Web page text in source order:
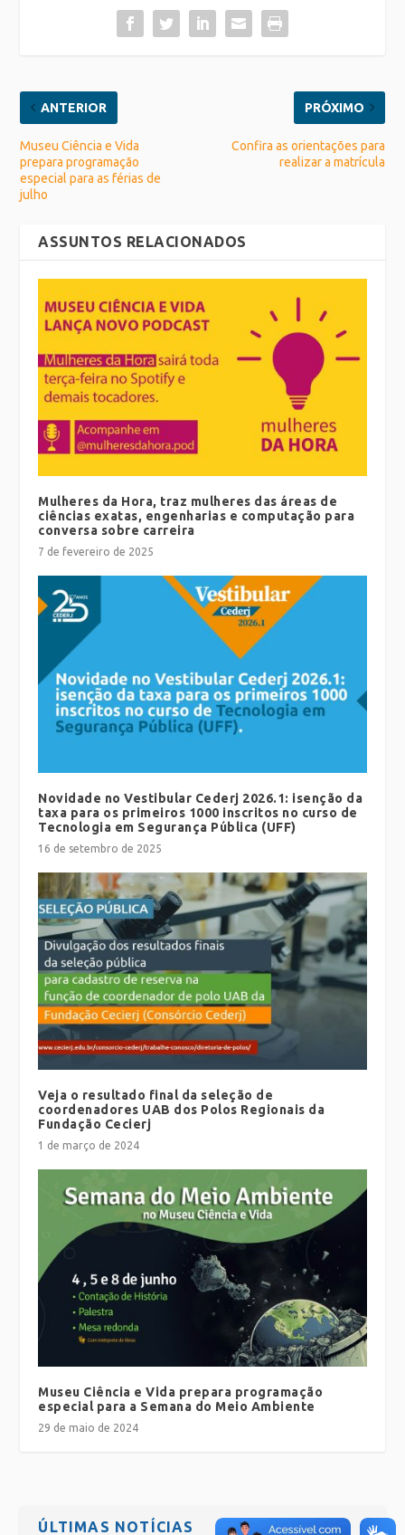
ANTERIOR
Museu Ciência e Vida
prepara programação
especial para as férias de
julho
PRÓXIMO
Confira as orientações para
realizar a matrícula
ASSUNTOS RELACIONADOS
Mulheres da Hora, traz mulheres das áreas de
ciências exatas, engenharias e computação para
conversa sobre carreira
7 de fevereiro de 2025
Novidade no Vestibular Cederj 2026.1: isenção da
taxa para os primeiros 1000 inscritos no curso de
Tecnologia em Segurança Pública (UFF)
16 de setembro de 2025
Veja o resultado final da seleção de
coordenadores UAB dos Polos Regionais da
Fundação Cecierj
1 de março de 2024
Museu Ciência e Vida prepara programação
especial para a Semana do Meio Ambiente
29 de maio de 2024
ÚLTIMAS NOTÍCIAS